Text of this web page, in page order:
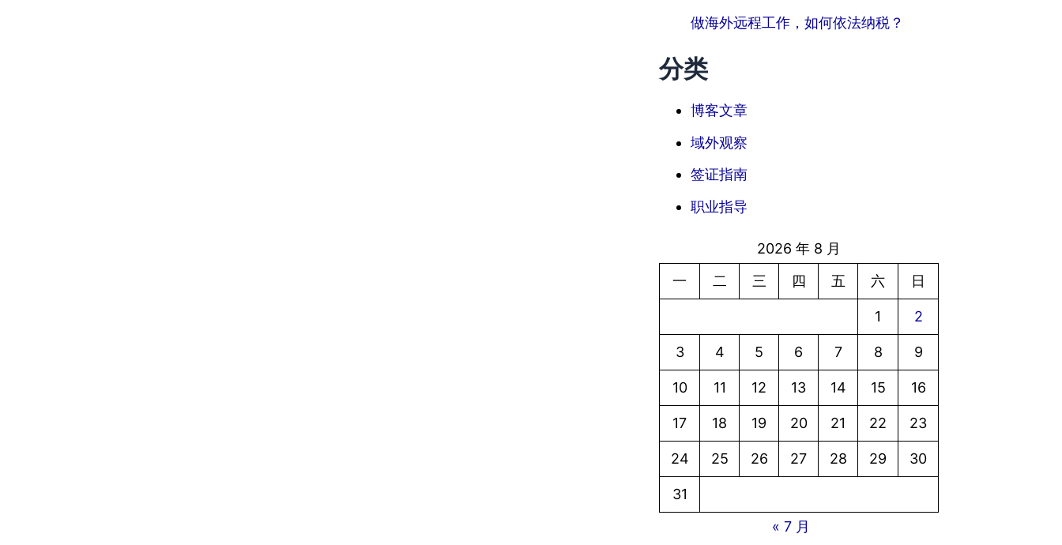
做海外远程工作，如何依法纳税？
分类
博客文章
域外观察
签证指南
职业指导
2026 年 8 月
一
二 三 四 五 六 日
1 2
3 4 5 6 7 8 9
10 11 12 13 14 15 16
17 18 19 20 21 22 23
24 25 26 27 28 29 30
31
« 7 月